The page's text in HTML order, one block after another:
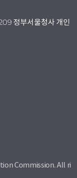
정부서울청사 개인
Commission. All ri